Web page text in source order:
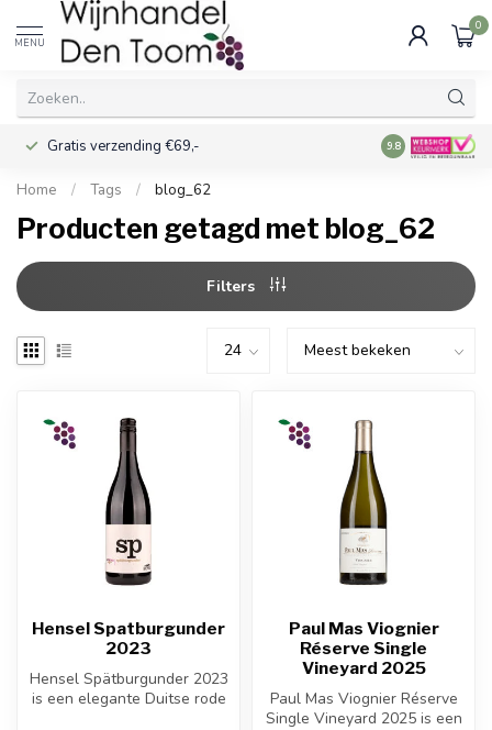
MENU
0
Gratis verzending €69,- Voor 16:00
9.8
Home / Tags / blog_62
Producten getagd met blog_62
Filters
Hensel Spatburgunder
2023
Hensel Spätburgunder 2023
is een elegante Duitse rode
Paul Mas Viognier
Réserve Single
Vineyard 2025
Paul Mas Viognier Réserve
Single Vineyard 2025 is een